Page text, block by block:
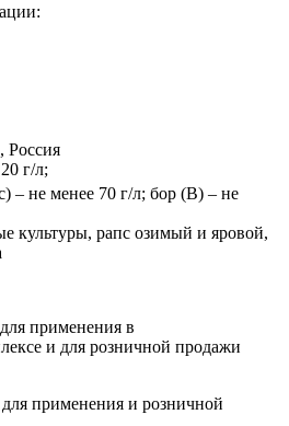
г/л;
– не менее 70 г/л; бор (В) – не
культуры, рапс озимый и яровой,
применения в
и для розничной продажи
применения и розничной